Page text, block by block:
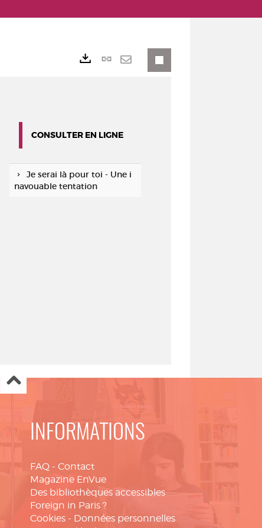
Lien
CONSULTER EN LIGNE
Je serai là pour toi - Une i
navouable tentation
INFORMATIONS
FAQ - Contact
Magazine EnVue
Des bibliothèques accessibles
Foreign in Paris ?
Cookies - Données personnelles